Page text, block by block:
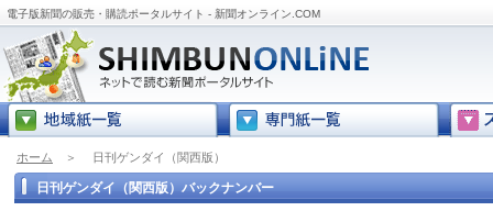
電子版新聞の販売・購読ポータルサイト - 新聞オンライン.COM
ホーム ＞ 日刊ゲンダイ（関西版）
日刊ゲンダイ（関西版）バックナンバー